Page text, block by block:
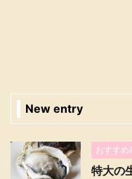
New entry
おすすめ
特大の